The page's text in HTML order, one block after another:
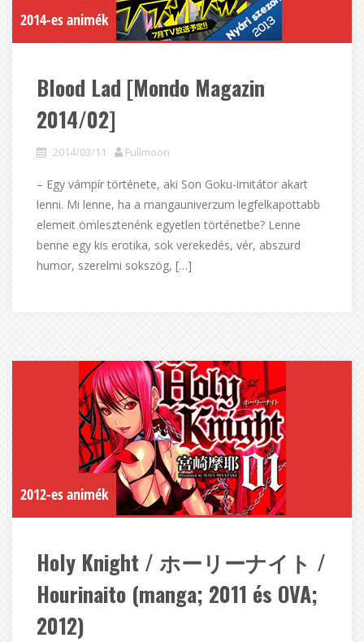
2014-es animék
Blood Lad [Mondo Magazin
2014/02]
2014/03/11 Fullmoon
– Egy vámpír története, aki Son Goku-imitátor akart
lenni. Mi lenne, ha a mangauniverzum legfelkapottabb
elemeit ömlesztenénk egyetlen történetbe? Lenne
benne egy kis erotika, sok verekedés, vér, abszurd
humor, szerelmi sokszög, […]
2012-es animék
Holy Knight / ホーリーナイト /
Hourinaito (manga; 2011 és OVA;
2012)